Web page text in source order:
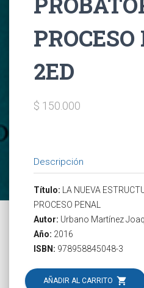
2ED
$ 150.000
Descripción
Título: LA NUEVA
PROCESO PENAL
Autor: Urbano Martínez
Año: 2016
ISBN: 978958845048-3
AÑADIR AL CARRITO shopping_cart